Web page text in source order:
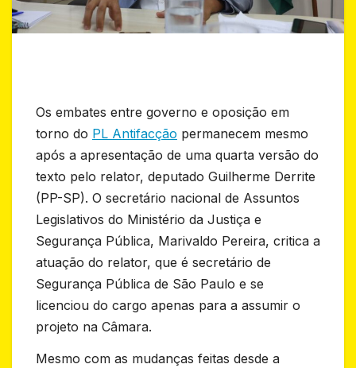
Os embates entre governo e oposição em
torno do PL Antifacção permanecem mesmo
após a apresentação de uma quarta versão do
texto pelo relator, deputado Guilherme Derrite
(PP-SP). O secretário nacional de Assuntos
Legislativos do Ministério da Justiça e
Segurança Pública, Marivaldo Pereira, critica a
atuação do relator, que é secretário de
Segurança Pública de São Paulo e se
licenciou do cargo apenas para a assumir o
projeto na Câmara.
Mesmo com as mudanças feitas desde a